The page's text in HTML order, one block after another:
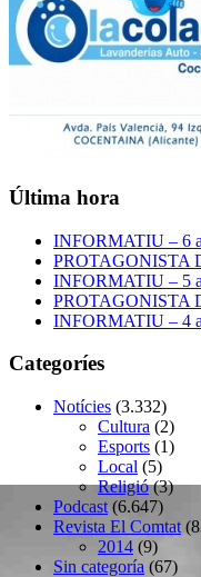
Última hora
INFORMATIU – 6
PROTAGONISTA
INFORMATIU – 5
PROTAGONISTA
INFORMATIU – 4
Categoríes
Notícies (3.332)
Cultura (2)
Esports (1)
Local (5)
Religió(3)
Podcast (6.647)
Revista El Comtat
2014 (9)
Sin categoría (67)